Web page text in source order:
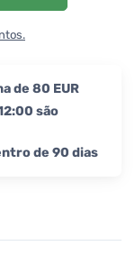
de 80 EUR
são
de 90 dias